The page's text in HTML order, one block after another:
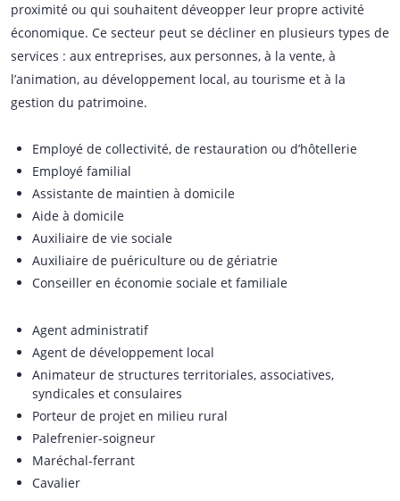
proximité ou qui souhaitent déveopper leur propre activité
économique. Ce secteur peut se décliner en plusieurs types de
services : aux entreprises, aux personnes, à la vente, à
l’animation, au développement local, au tourisme et à la
gestion du patrimoine.
Employé de collectivité, de restauration ou d’hôtellerie
Employé familial
Assistante de maintien à domicile
Aide à domicile
Auxiliaire de vie sociale
Auxiliaire de puériculture ou de gériatrie
Conseiller en économie sociale et familiale
Agent administratif
Agent de développement local
Animateur de structures territoriales, associatives,
syndicales et consulaires
Porteur de projet en milieu rural
Palefrenier-soigneur
Maréchal-ferrant
Cavalier